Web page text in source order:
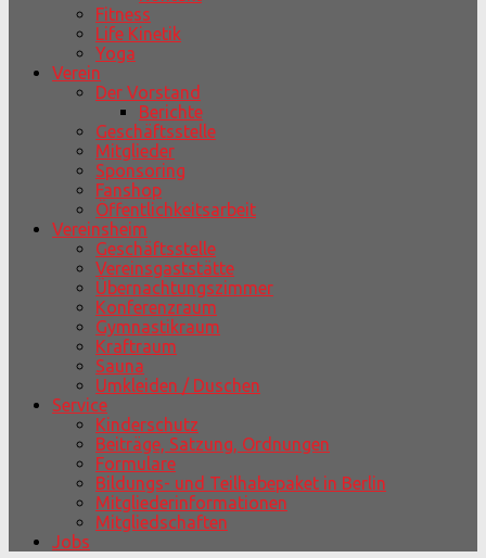
Fitness
Life Kinetik
Yoga
Verein
Der Vorstand
Berichte
Geschäftsstelle
Mitglieder
Sponsoring
Fanshop
Öffentlichkeitsarbeit
Vereinsheim
Geschäftsstelle
Vereinsgaststätte
Übernachtungszimmer
Konferenzraum
Gymnastikraum
Kraftraum
Sauna
Umkleiden / Duschen
Service
Kinderschutz
Beiträge, Satzung, Ordnungen
Formulare
Bildungs- und Teilhabepaket in Berlin
Mitgliederinformationen
Mitgliedschaften
Jobs